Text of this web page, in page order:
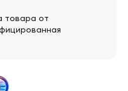
товара от